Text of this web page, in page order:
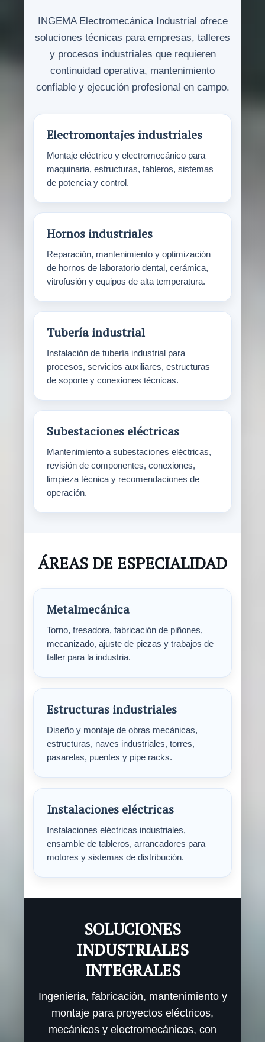
INGEMA Electromecánica Industrial ofrece
soluciones técnicas para empresas, talleres
y procesos industriales que requieren
continuidad operativa, mantenimiento
confiable y ejecución profesional en campo.
Electromontajes industriales
Montaje eléctrico y electromecánico para
maquinaria, estructuras, tableros, sistemas
de potencia y control.
Hornos industriales
Reparación, mantenimiento y optimización
de hornos de laboratorio dental, cerámica,
vitrofusión y equipos de alta temperatura.
Tubería industrial
Instalación de tubería industrial para
procesos, servicios auxiliares, estructuras
de soporte y conexiones técnicas.
Subestaciones eléctricas
Mantenimiento a subestaciones eléctricas,
revisión de componentes, conexiones,
limpieza técnica y recomendaciones de
operación.
ÁREAS DE ESPECIALIDAD
Metalmecánica
Torno, fresadora, fabricación de piñones,
mecanizado, ajuste de piezas y trabajos de
taller para la industria.
Estructuras industriales
Diseño y montaje de obras mecánicas,
estructuras, naves industriales, torres,
pasarelas, puentes y pipe racks.
Instalaciones eléctricas
Instalaciones eléctricas industriales,
ensamble de tableros, arrancadores para
motores y sistemas de distribución.
SOLUCIONES
INDUSTRIALES
INTEGRALES
Ingeniería, fabricación, mantenimiento y
montaje para proyectos eléctricos,
mecánicos y electromecánicos, con